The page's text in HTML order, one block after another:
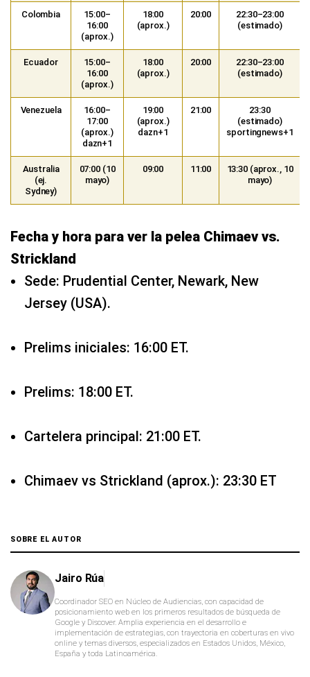
Colombia
15:00–
16:00
(aprox.)
18:00
(aprox.)
20:00
22:30–23:00
(estimado)
Ecuador
15:00–
16:00
(aprox.)
18:00
(aprox.)
20:00
22:30–23:00
(estimado)
Venezuela
16:00–
17:00
(aprox.)
dazn+1
19:00
(aprox.)
dazn+1
21:00
23:30
(estimado)
sportingnews+1
Australia
(ej.
Sydney)
07:00 (10
mayo)
09:00 11:00
13:30 (aprox., 10
mayo)
Fecha y hora para ver la pelea Chimaev vs.
Strickland
Sede: Prudential Center, Newark, New
Jersey (USA).
Prelims iniciales: 16:00 ET.
Prelims: 18:00 ET.
Cartelera principal: 21:00 ET.
Chimaev vs Strickland (aprox.): 23:30 ET
SOBRE EL AUTOR
Jairo Rúa
Coordinador SEO en Núcleo de Audiencias, con capacidad de
posicionamiento web en los primeros resultados de búsqueda de
Google y Discover. Amplia experiencia en el desarrollo e
implementación de estrategias, con trayectoria en coberturas en vivo
online y temas diversos, especializados en Estados Unidos, México,
España y toda Latinoamérica.